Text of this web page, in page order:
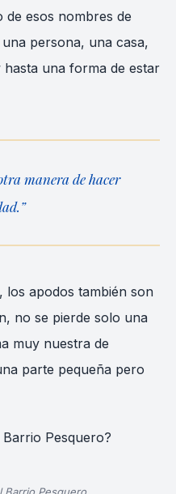
de esos nombres de
persona, una casa,
una forma de estar
manera de hacer
apodos también son
no se pierde solo una
muy nuestra de
parte pequeña pero
Pesquero?